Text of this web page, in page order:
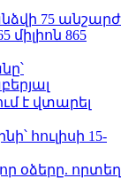
75 անշարժ
միլիոն 865
է վտարել
հուլիսի 15-
օձերը. որտեղ